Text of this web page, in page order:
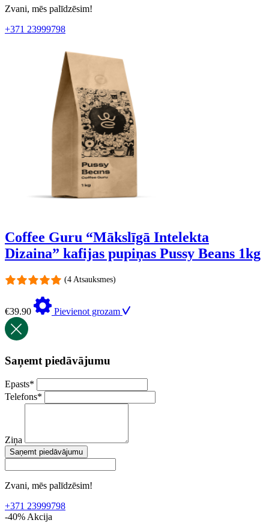
Zvani, mēs palīdzēsim!
+371 23999798
Coffee Guru “Mākslīgā Intelekta
Dizaina” kafijas pupiņas Pussy Beans 1kg
(4 Atsauksmes)
€39.90 Pievienot grozam
Saņemt piedāvājumu
Epasts*
Telefons*
Ziņa
Saņemt piedāvājumu
Zvani, mēs palīdzēsim!
+371 23999798
-40% Akcija